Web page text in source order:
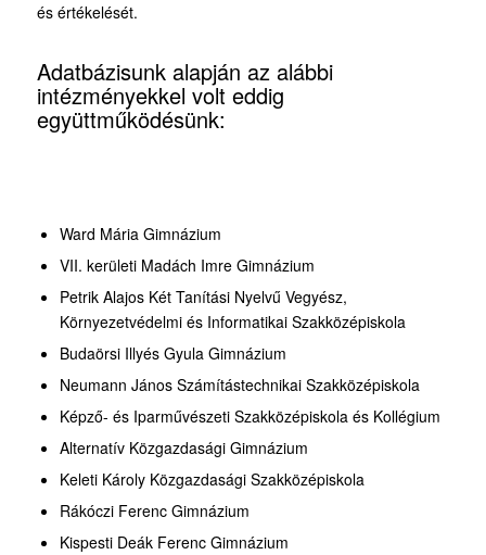
és értékelését.
Adatbázisunk alapján az alábbi
intézményekkel volt eddig
együttműködésünk:
Ward Mária Gimnázium
VII. kerületi Madách Imre Gimnázium
Petrik Alajos Két Tanítási Nyelvű Vegyész,
Környezetvédelmi és Informatikai Szakközépiskola
Budaörsi Illyés Gyula Gimnázium
Neumann János Számítástechnikai Szakközépiskola
Képző- és Iparművészeti Szakközépiskola és Kollégium
Alternatív Közgazdasági Gimnázium
Keleti Károly Közgazdasági Szakközépiskola
Rákóczi Ferenc Gimnázium
Kispesti Deák Ferenc Gimnázium